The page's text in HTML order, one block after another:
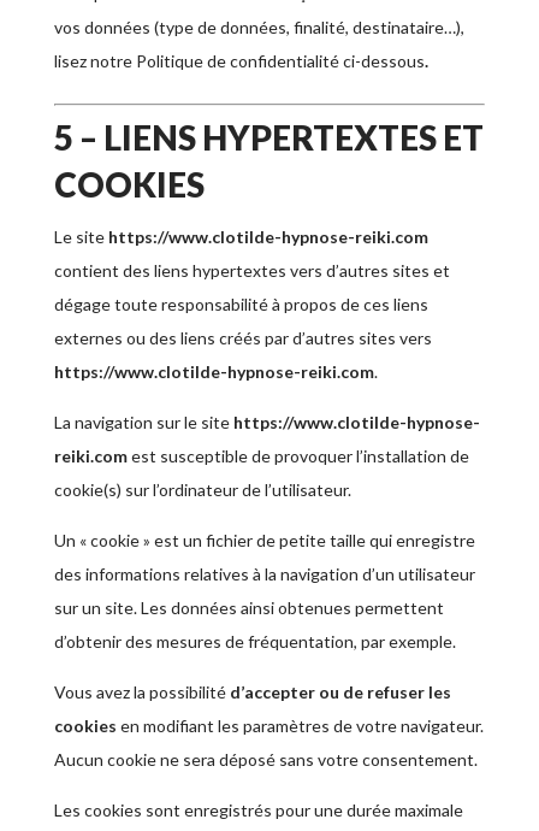
vos données (type de données, finalité, destinataire…),
lisez notre Politique de confidentialité ci-dessous.
5 – LIENS HYPERTEXTES ET
COOKIES
Le site https://www.clotilde-hypnose-reiki.com
contient des liens hypertextes vers d’autres sites et
dégage toute responsabilité à propos de ces liens
externes ou des liens créés par d’autres sites vers
https://www.clotilde-hypnose-reiki.com.
La navigation sur le site https://www.clotilde-hypnose-
reiki.comest susceptible de provoquer l’installation de
cookie(s) sur l’ordinateur de l’utilisateur.
Un « cookie » est un fichier de petite taille qui enregistre
des informations relatives à la navigation d’un utilisateur
sur un site. Les données ainsi obtenues permettent
d’obtenir des mesures de fréquentation, par exemple.
Vous avez la possibilité d’accepter ou de refuser les
cookies en modifiant les paramètres de votre navigateur.
Aucun cookie ne sera déposé sans votre consentement.
Les cookies sont enregistrés pour une durée maximale